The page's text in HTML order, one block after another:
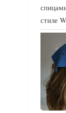
стиле